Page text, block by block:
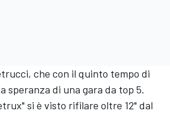
che con il quinto tempo di
speranza di una gara da top 5.
si è visto rifilare oltre 12" dal